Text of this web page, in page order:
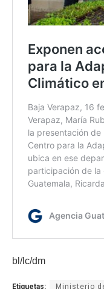
bl/lc/dm
Etiquetas: Ministerio